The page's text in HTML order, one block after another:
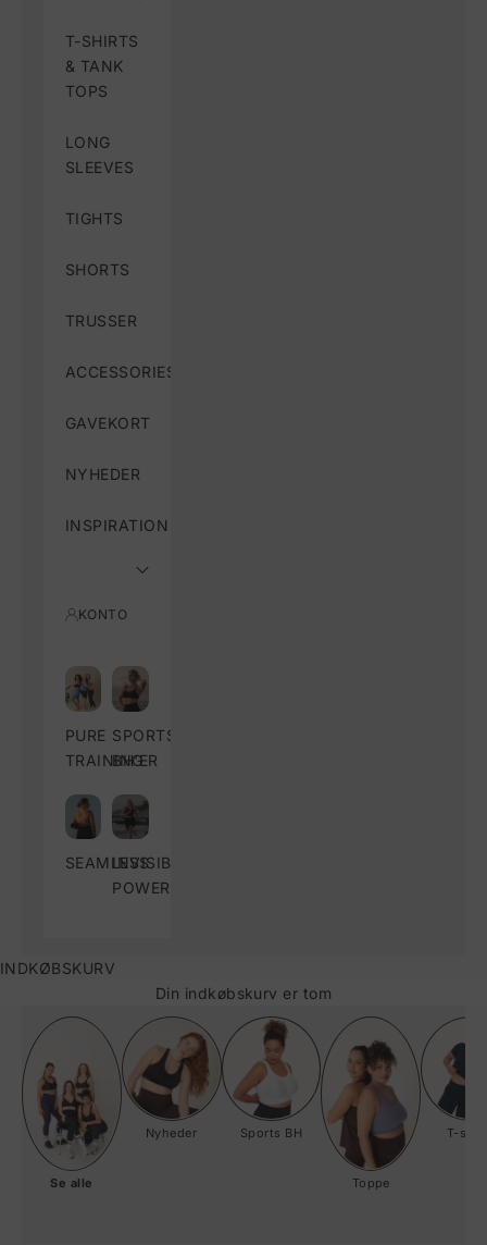
T-SHIRTS
& TANK
TOPS
LONG
SLEEVES
TIGHTS
SHORTS
TRUSSER
ACCESSORIES
GAVEKORT
NYHEDER
INSPIRATION
KONTO
PURE
TRAINING
SPORTS
BH'ER
SEAMLESS
INVISIBLE
POWER
INDKØBSKURV
Din indkøbskurv er tom
Se alle
Nyheder Sports BH
Toppe
T-